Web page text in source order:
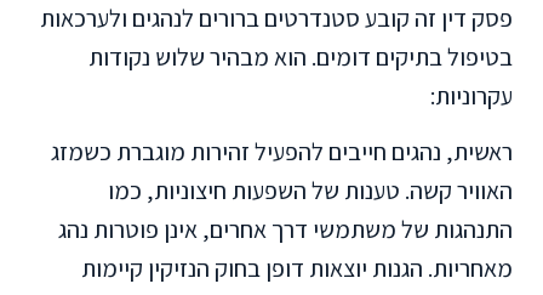
פסק דין זה קובע סטנדרטים ברורים לנהגים ולערכאות
בטיפול בתיקים דומים. הוא מבהיר שלוש נקודות
עקרוניות:
ראשית, נהגים חייבים להפעיל זהירות מוגברת כשמזג
האוויר קשה. טענות של השפעות חיצוניות, כמו
התנהגות של משתמשי דרך אחרים, אינן פוטרות נהג
מאחריות. הגנות יוצאות דופן בחוק הנזיקין קיימות